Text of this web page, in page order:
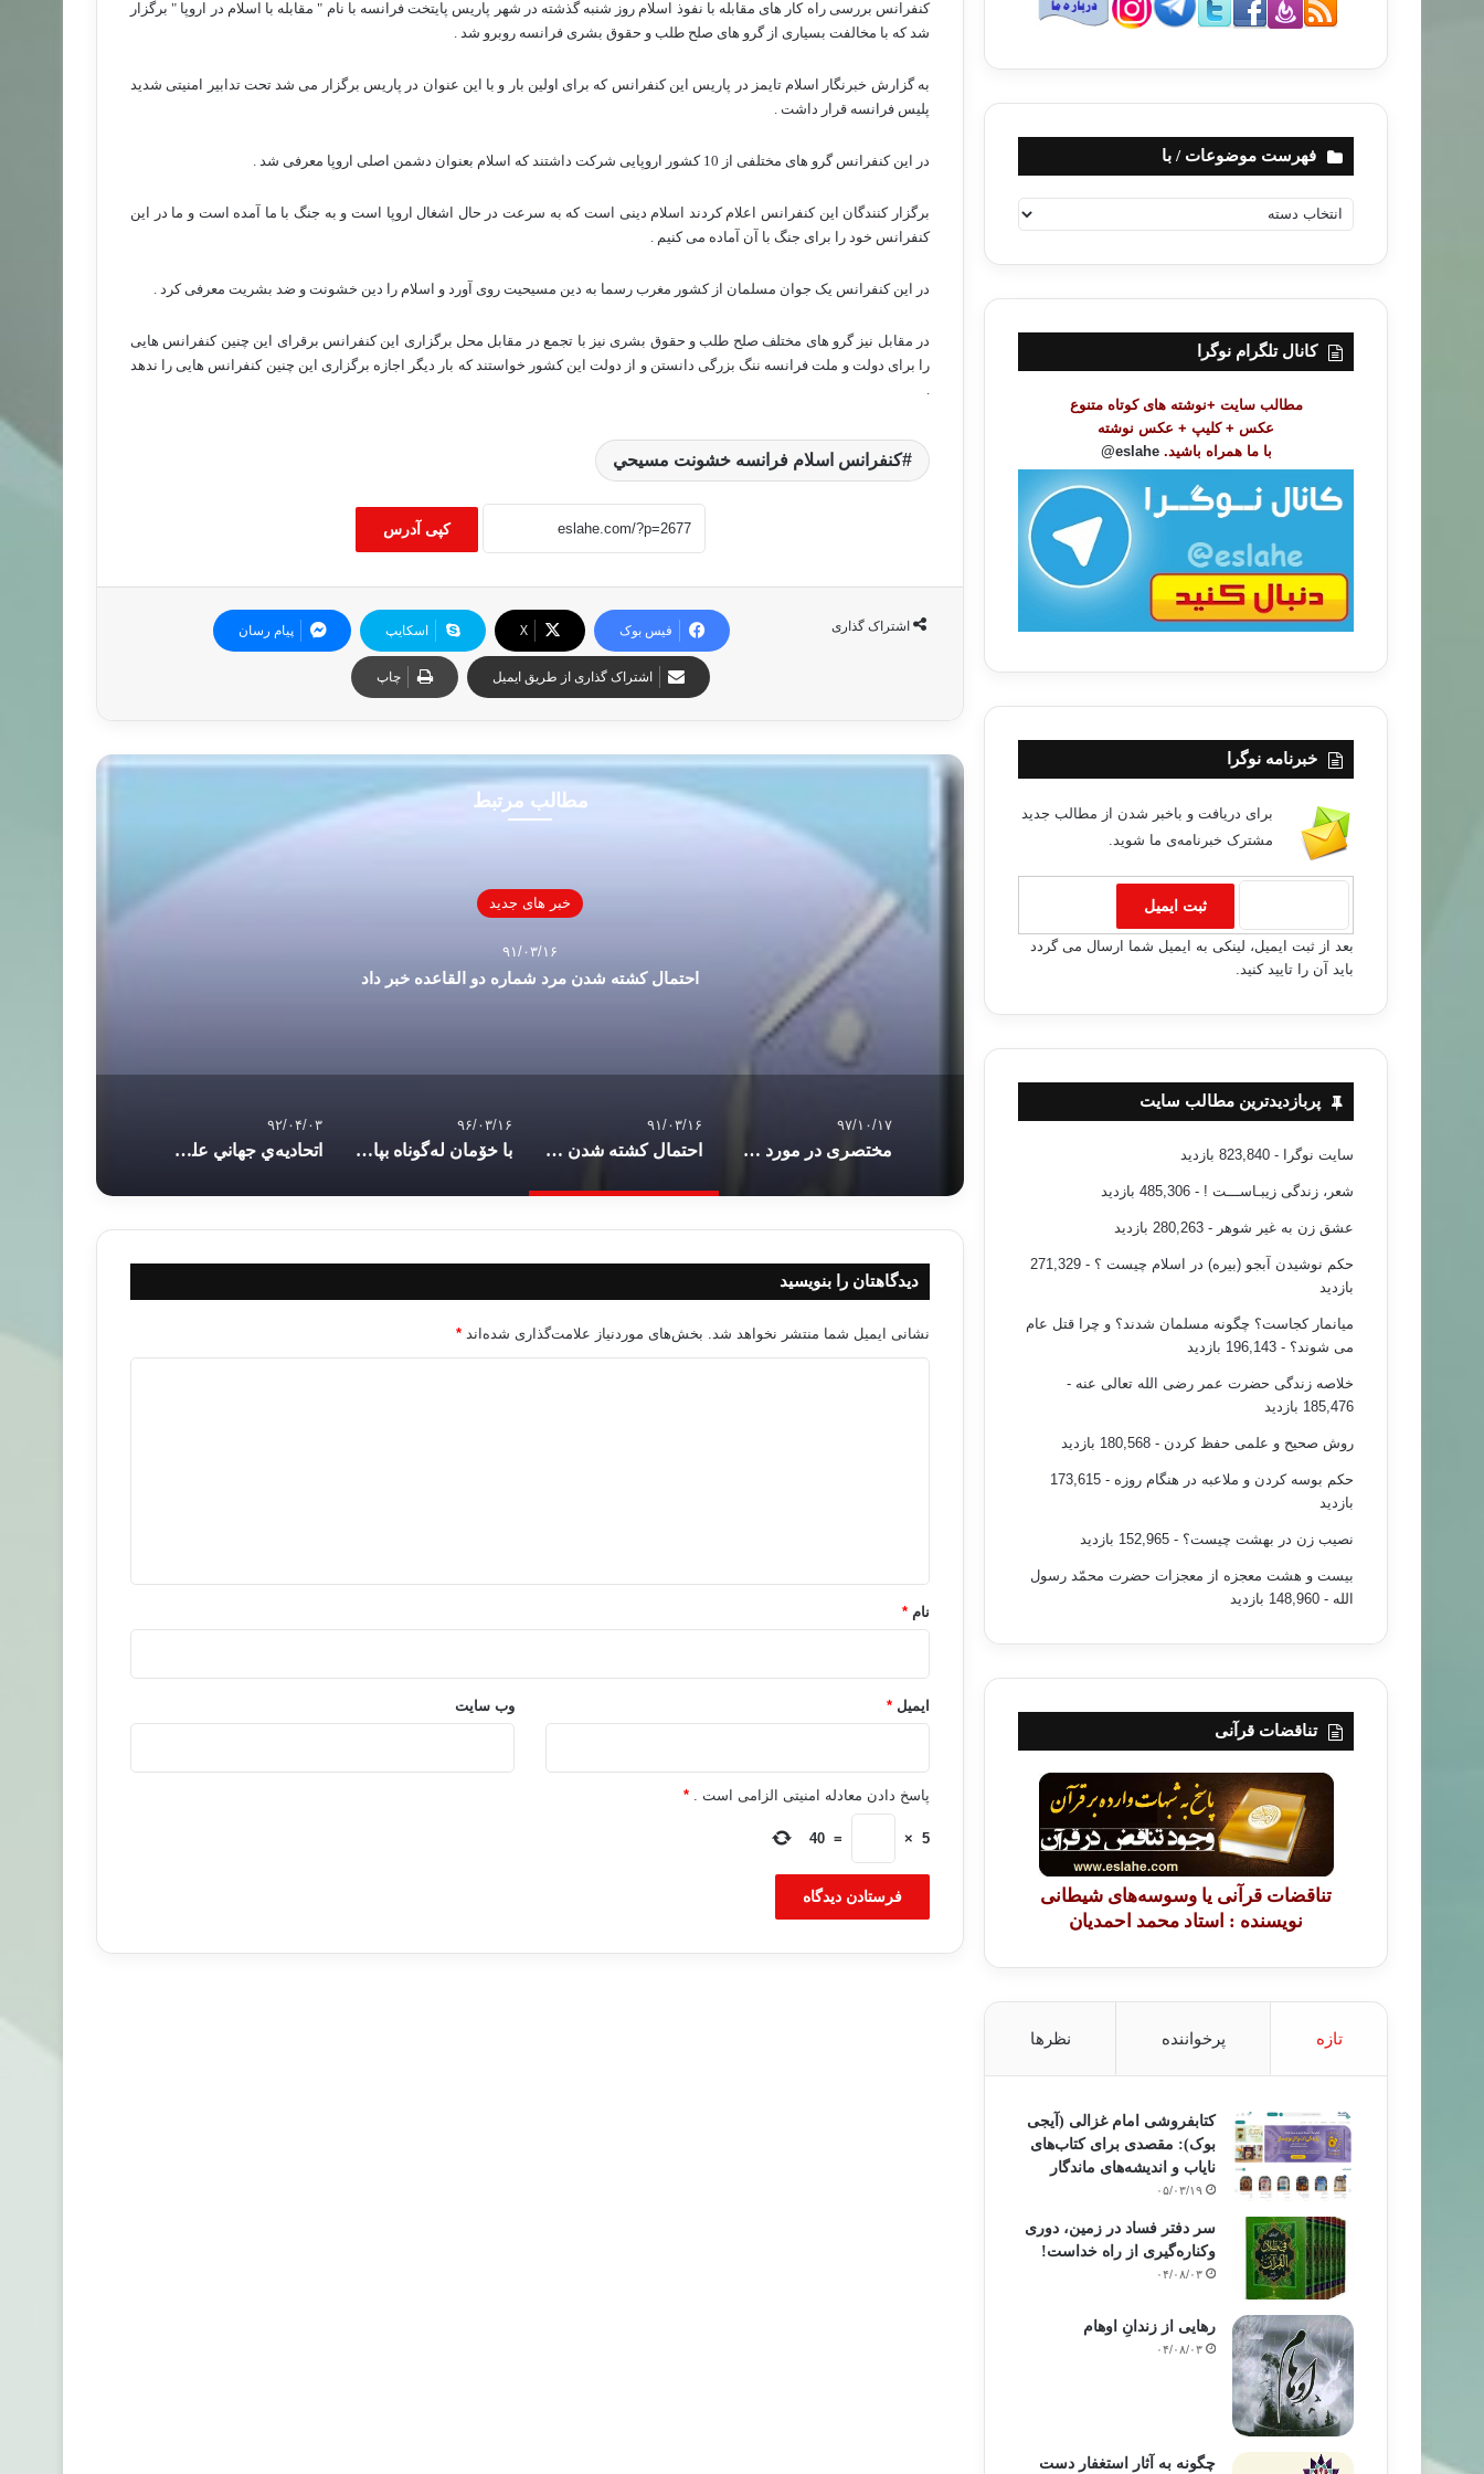
کنفرانس بررسی راه کار های مقابله با نفوذ اسلام روز شنبه گذشته در شهر پاریس پایتخت فرانسه با نام " مقابله با اسلام در اروپا " برگزار
شد که با مخالفت بسیاری از گرو های صلح طلب و حقوق بشری فرانسه روبرو شد .
به گزارش خبرنگار اسلام تایمز در پاریس این کنفرانس که برای اولین بار و با این عنوان در پاریس برگزار می شد تحت تدابیر امنیتی شدید
پلیس فرانسه قرار داشت .
در این کنفرانس گرو های مختلفی از 10 کشور اروپایی شرکت داشتند که اسلام بعنوان دشمن اصلی اروپا معرفی شد .
برگزار کنندگان این کنفرانس اعلام کردند اسلام دینی است که به سرعت در حال اشغال اروپا است و به جنگ با ما آمده است و ما در این
کنفرانس خود را برای جنگ با آن آماده می کنیم .
در این کنفرانس یک جوان مسلمان از کشور مغرب رسما به دین مسیحیت روی آورد و اسلام را دین خشونت و ضد بشریت معرفی کرد .
در مقابل نیز گرو های مختلف صلح طلب و حقوق بشری نیز با تجمع در مقابل محل برگزاری این کنفرانس برقرای این چنین کنفرانس هایی
را برای دولت و ملت فرانسه ننگ بزرگی دانستن و از دولت این کشور خواستند که بار دیگر اجازه برگزاری این چنین کنفرانس هایی را ندهد
.
کنفرانس اسلام فرانسه خشونت مسيحي
کپی آدرس
اشتراک گذاری فیس بوک X اسکایپ پیام رسان
اشتراک گذاری از طریق ایمیل چاپ
مطالب مرتبط
و نقش امام شافعی در فقه و تمدن اسلامی
خبر های جدید
۹۱/۰۳/۱۶
احتمال کشته شدن مرد شماره دو القاعده خبر داد
۹۷/۱۰/۱۷
مختصری در مورد جایگاه و نقش امام شافعی در فقه و تمدن اسلامی
۹۱/۰۳/۱۶
احتمال کشته شدن مرد شماره دو القاعده خبر داد
۹۶/۰۳/۱۶
با خۆمان لەگونا‌ه بپارێزین بە سووک سه‌یری گوناهبارێکیش نه‌کەین
۹۲/۰۴/۰۳
اتحاديه‌ي جهاني علماي و حمایت از موفقیت های ترکیه
دیدگاهتان را بنویسید
نشانی ایمیل شما منتشر نخواهد شد. بخش‌های موردنیاز علامت‌گذاری شده‌اند *
نام *
ایمیل * وب‌ سایت
پاسخ دادن معادله امنیتی الزامی است . *
5
×
=
40
فهرست موضوعات / با
ه
ت
ض
کانال تلگرام نوگرا
مطالب سایت +نوشته های کوتاه متنوع
عکس + کلیپ + عکس نوشته
با ما همراه باشید. eslahe@
خبرنامه نوگرا
برای دریافت و باخبر شدن از مطالب جدید
مشترک خبرنامه‌ی ما شوید.
بعد از ثبت ایمیل، لینکی به ایمیل شما ارسال می گردد
باید آن را تایید کنید.
پربازدیدترین مطالب سایت
سایت نوگرا - 823,840 بازدید
شعر، زندگی زیبـاســـت ! - 485,306 بازدید
عشق زن به غیر شوهر - 280,263 بازدید
حکم نوشیدن آبجو (بیره) در اسلام چیست ؟
- 271,329
بازدید
میانمار کجاست؟ چگونه مسلمان شدند؟ و چرا قتل عام
می شوند؟ - 196,143 بازدید
خلاصه زندگی حضرت عمر رضی الله تعالی عنه -
185,476 بازدید
روش صحیح و علمی حفظ کردن - 180,568 بازدید
حکم بوسه کردن و ملاعبه در هنگام روزه
- 173,615
بازدید
نصیب زن در بهشت چیست؟ - 152,965 بازدید
بیست و هشت معجزه از معجزات حضرت محمّد رسول
الله - 148,960 بازدید
تناقضات قرآنی
تناقضات قرآنی یا وسوسه‌های شیطانی
نویسنده : استاد محمد احمدیان
تازه پرخواننده نظرها
کتابفروشی امام غزالی (آیجی
بوک): مقصدی برای کتاب‌های
نایاب و اندیشه‌های ماندگار
۰۵/۰۳/۱۹
سر دفتر فساد در زمین‌، دوری
وکناره‌گیری از راه خداست‌!
۰۴/۰۸/۰۳
رهایی از زندانِ اوهام
۰۴/۰۸/۰۳
چگونه به آثار استغفار دست